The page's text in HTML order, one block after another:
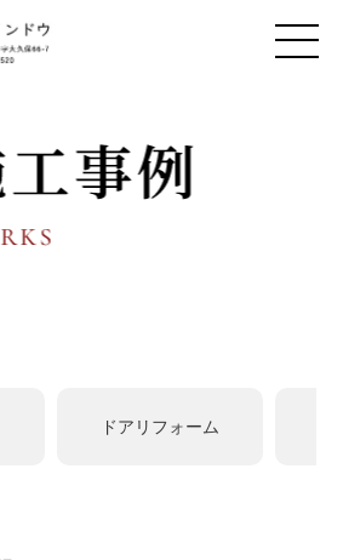
ドアリフォーム